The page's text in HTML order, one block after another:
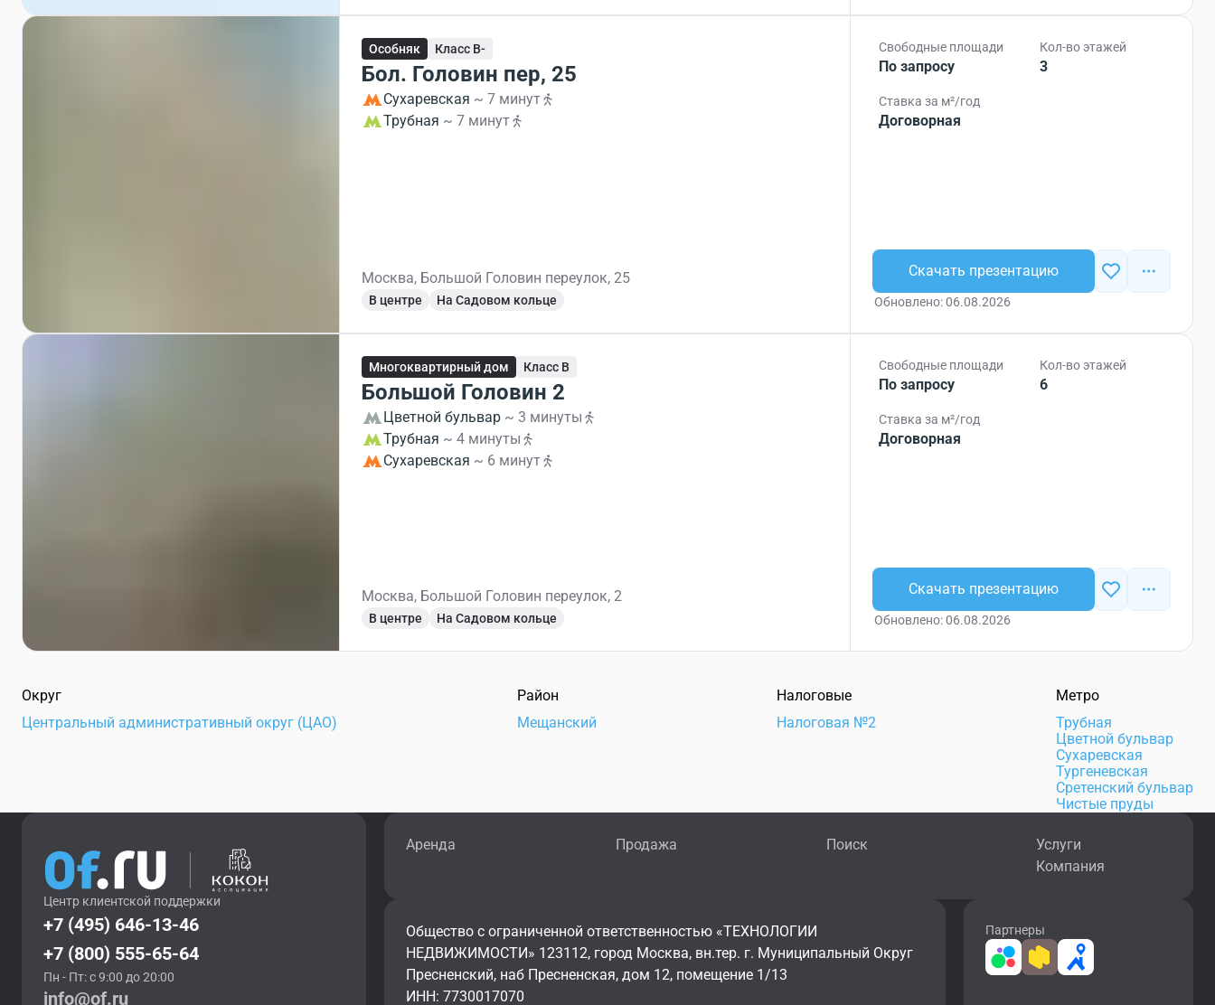
Особняк Класс B-
Бол. Головин пер, 25
Сухаревская ~ 7 минут
Трубная ~ 7 минут
Москва, Большой Головин переулок, 25
В центре На Садовом кольце
Свободные площади
По запросу
Кол-во этажей
3
Ставка за м²/год
Договорная
Скачать презентацию
Обновлено: 06.08.2026
Многоквартирный дом Класс B
Большой Головин 2
Цветной бульвар ~ 3 минуты
Трубная ~ 4 минуты
Сухаревская ~ 6 минут
Москва, Большой Головин переулок, 2
В центре На Садовом кольце
Свободные площади
По запросу
Кол-во этажей
6
Ставка за м²/год
Договорная
Скачать презентацию
Обновлено: 06.08.2026
Округ
Центральный административный округ (ЦАО)
Район
Мещанский
Налоговые
Налоговая №2
Метро
Трубная
Цветной бульвар
Сухаревская
Тургеневская
Сретенский бульвар
Чистые пруды
Центр клиентской поддержки
+7 (495) 646-13-46
+7 (800) 555-65-64
Пн - Пт: с 9:00 до 20:00
info@of.ru
Аренда Продажа Поиск
Услуги
Компания
Общество с ограниченной ответственностью «ТЕХНОЛОГИИ
НЕДВИЖИМОСТИ» 123112, город Москва, вн.тер. г. Муниципальный Округ
Пресненский, наб Пресненская, дом 12, помещение 1/13
ИНН: 7730017070
Партнеры